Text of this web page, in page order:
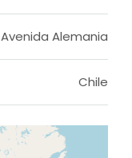
Avenida Alemania
Chile